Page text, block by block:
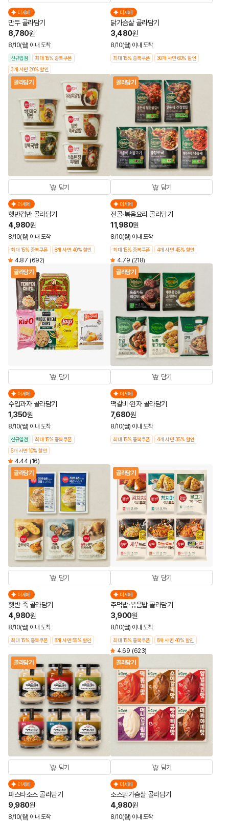
더세페
만두 골라담기
8,780원
8/10(월) 이내 도착
신규입점
최대 15% 중복쿠폰
3개 사면 20% 할인
더세페
닭가슴살 골라담기
3,480원
8/10(월) 이내 도착
최대 15% 중복쿠폰 30개 사면 60% 할인
골라담기
담기
더세페
햇반컵반 골라담기
4,980원
8/10(월) 이내 도착
최대 15% 중복쿠폰 8개 사면 40% 할인
4.87 (692)
골라담기
담기
더세페
전골·볶음요리 골라담기
11,980원
8/10(월) 이내 도착
최대 15% 중복쿠폰 4개 사면 45% 할인
4.79 (218)
골라담기
담기
더세페
수입과자 골라담기
1,350원
8/10(월) 이내 도착
신규입점
최대 15% 중복쿠폰
5개 사면 10% 할인
4.44 (16)
골라담기
담기
더세페
떡갈비·완자 골라담기
7,680원
8/10(월) 이내 도착
최대 15% 중복쿠폰 4개 사면 35% 할인
골라담기
담기
더세페
햇반 죽 골라담기
4,980원
8/10(월) 이내 도착
최대 15% 중복쿠폰 8개 사면 55% 할인
골라담기
담기
더세페
주먹밥·볶음밥 골라담기
3,900원
8/10(월) 이내 도착
최대 15% 중복쿠폰 8개 사면 40% 할인
4.69 (623)
골라담기
담기
더세페
파스타소스 골라담기
9,980원
8/10(월) 이내 도착
골라담기
담기
더세페
소스닭가슴살 골라담기
4,980원
8/10(월) 이내 도착